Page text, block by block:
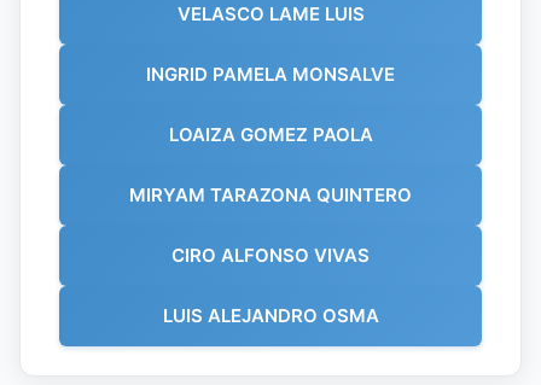
VELASCO LAME LUIS
INGRID PAMELA MONSALVE
LOAIZA GOMEZ PAOLA
MIRYAM TARAZONA QUINTERO
CIRO ALFONSO VIVAS
LUIS ALEJANDRO OSMA